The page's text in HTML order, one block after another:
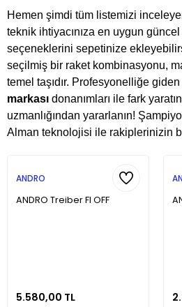
Hemen şimdi tüm listemizi
teknik ihtiyacınıza en uygun güncel
seçeneklerini sepetinize
seçilmiş bir raket kombinasyonu,
temel taşıdır. Profesyonelliğe
markası donanımları ile fark
uzmanlığından yararlanın!
Alman teknolojisi ile rakiplerinizin
ANDRO
ANDRO Treiber FI OFF
5.580,00 TL